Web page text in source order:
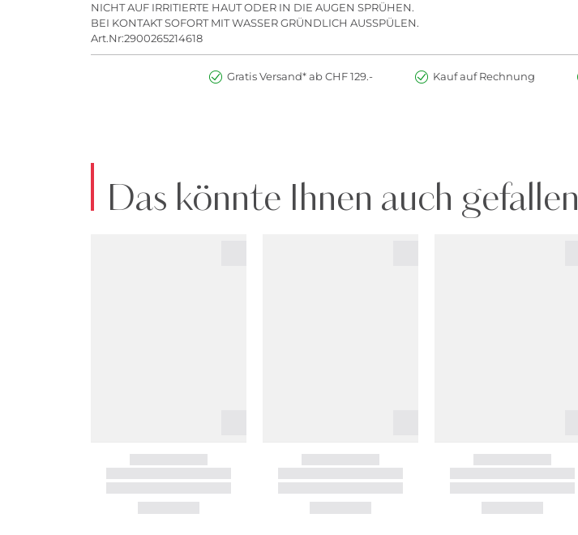
NICHT AUF IRRITIERTE HAUT ODER IN DIE AUGEN SPRÜHEN.
BEI KONTAKT SOFORT MIT WASSER GRÜNDLICH AUSSPÜLEN.
Art.Nr:2900265214618
Gratis Versand* ab CHF 129.- Kauf auf Rechnung
Das könnte Ihnen auch gefallen